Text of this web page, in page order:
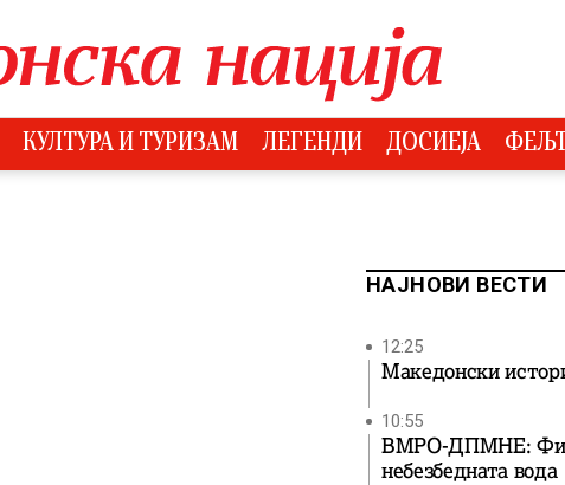
КУЛТУРА И ТУРИЗАМ ЛЕГЕНДИ ДОСИЕЈА
НАЈНОВИ ВЕСТИ
12:25
Македонски
10:55
ВМРО-ДПМНЕ:
небезбедната вода